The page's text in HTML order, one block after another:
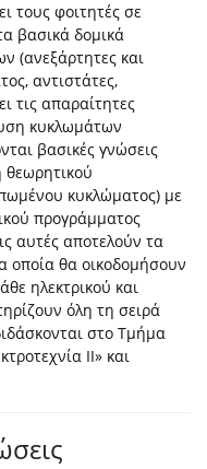
τους φοιτητές σε
βασικά δομικά
(ανεξάρτητες και
αντιστάτες,
τις απαραίτητες
κυκλωμάτων
βασικές γνώσεις
θεωρητικού
κυκλώματος) με
προγράμματος
αυτές αποτελούν τα
οποία θα οικοδομήσουν
ηλεκτρικού και
όλη τη σειρά
στο Τμήμα
ΙΙ» και